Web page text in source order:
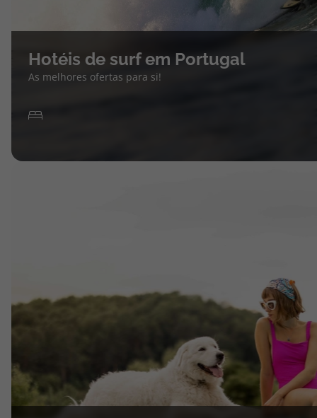
Hotéis de surf em Portugal
As melhores ofertas para si!